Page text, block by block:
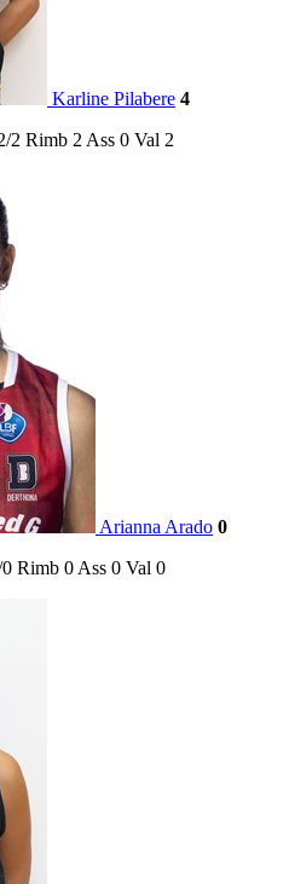
Karline Pilabere 4
2 Rimb 2 Ass 0 Val 2
Arianna Arado 0
Rimb 0 Ass 0 Val 0